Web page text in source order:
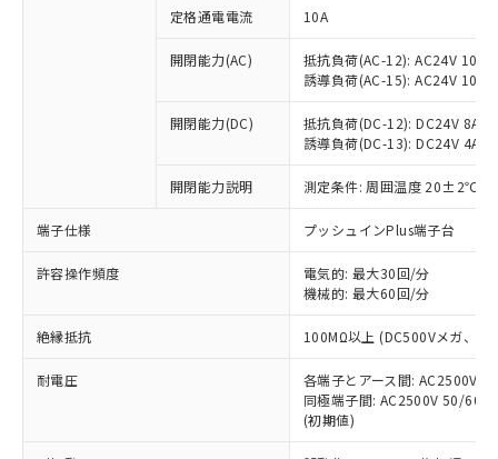
定格通電電流 10A
開閉能力(AC)
抵抗負荷(AC-12): AC24V 10A/
誘導負荷(AC-15): AC24V
開閉能力(DC)
抵抗負荷(DC-12): DC24V 8A/
誘導負荷(DC-13): DC24V 4A/
開閉能力説明 測定条件: 周囲温度 20±2℃、
端子仕様 プッシュインPlus端子台
許容操作頻度
電気的: 最大30回/分
機械的: 最大60回/分
絶縁抵抗 100MΩ以上 (DC500Vメガ、点
耐電圧
各端子とアース間: AC2500V
同極端子間: AC2500V 50/
(初期値)
ご利用条件
以下の条件をお読みいただき、同意のうえ
ご利用ください。
本サービスは、当社制御機器事業取扱
商品の当社在庫状況および標準価格
(税抜)を提供させていただくもので
当社制御機器事業取扱商品の中には、
本サービスの対象外となる商品もある
ことをご了承ください。
在庫状況および標準価格照会結果は、
記載している更新日時点での社内デー
タに基づき作成されるものであり、閲
覧された時点での実際の在庫および標
準価格とは異なる場合があることをご
対応予定：EU RoHS指令（10物質）の非含
有に対応した製品に切り替える予定のある
対応予定なし：EU RoHS指令（10物質）の
非含有に非対応の商品で、対応品を出す予
定はありません。
調査・確認中：EU RoHS指令（10物質）の
非含有の対応状況を調査中または確認中の
非該当品：ライセンス料など無形物で、有
害物質有無と関係のない商品です。
仕入先様の事情により、非含有部品として
いたものが、含有品と判明した場合などや
むを得ず変更することがあります。
鉛(Pb) 1000ppm以下、 水銀(Hg) 1000ppm以下、 カド
六価クロム(Cr(Ⅵ)) 1000ppm以下、ポリ臭化ビフェニル
類(PBB) 1000ppm以下、ポリ臭化ジフェニルエーテル類
(PBDE) 1000ppm以下、フタル酸ビス(2-エチルヘキシ
※1 中国RoHS○×表
「○」：最大均質材料含有率が中国RoHSの
基準値以下であることを示します。
「×」：最大均質材料含有率が中国RoHSの
基準値を超えていることを示します。
「－」：未確認です。当社販売部門へお問
い合わせください。
*中国RoHS10物質の基準値 (GB/T26572)：
Pb(鉛) :1000ppm、 Hg(水銀) : 1000ppm、 Cd(カドミウ
Cr(Ⅵ)(六価クロム) : 1000ppm、 PBBs(ポリ臭化ビフェ
当社は、これら貴社製品のうち、外国
為替および外国貿易法に定める商品
（以下｢規制貨物等」という）を輸出
国政府の輸出許可(または役務取引許
可)を取得するなどの必要な手続きを